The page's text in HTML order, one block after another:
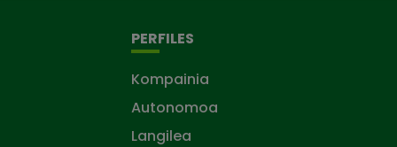
PERFILES
Kompainia
Autonomoa
Langilea